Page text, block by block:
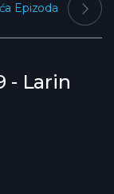
- Larin
Epizoda